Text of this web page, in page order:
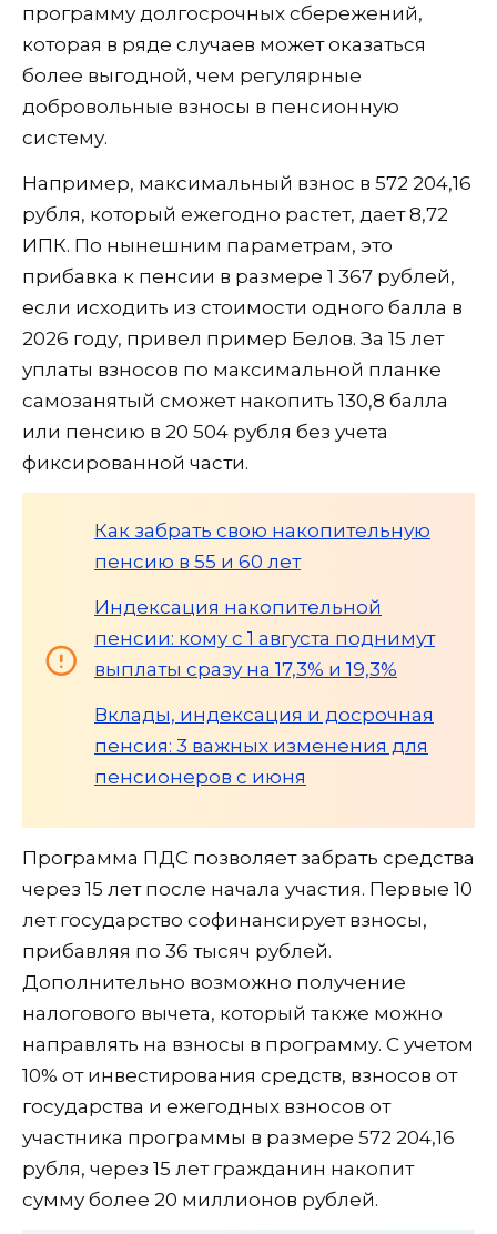
программу долгосрочных сбережений,
которая в ряде случаев может оказаться
более выгодной, чем регулярные
добровольные взносы в пенсионную
систему.
Например, максимальный взнос в 572 204,16
рубля, который ежегодно растет, дает 8,72
ИПК. По нынешним параметрам, это
прибавка к пенсии в размере 1 367 рублей,
если исходить из стоимости одного балла в
2026 году, привел пример Белов. За 15 лет
уплаты взносов по максимальной планке
самозанятый сможет накопить 130,8 балла
или пенсию в 20 504 рубля без учета
фиксированной части.
Как забрать свою накопительную
пенсию в 55 и 60 лет
Индексация накопительной
пенсии: кому с 1 августа поднимут
выплаты сразу на 17,3% и 19,3%
Вклады, индексация и досрочная
пенсия: 3 важных изменения для
пенсионеров с июня
Программа ПДС позволяет забрать средства
через 15 лет после начала участия. Первые 10
лет государство софинансирует взносы,
прибавляя по 36 тысяч рублей.
Дополнительно возможно получение
налогового вычета, который также можно
направлять на взносы в программу. С учетом
10% от инвестирования средств, взносов от
государства и ежегодных взносов от
участника программы в размере 572 204,16
рубля, через 15 лет гражданин накопит
сумму более 20 миллионов рублей.